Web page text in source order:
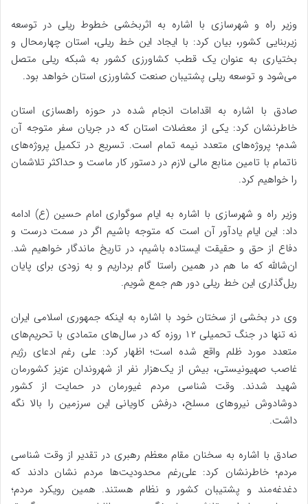
وزیر راه و شهرسازی با اشاره به اثربخشی خطوط ریلی در توسعه
زیربنایی کشور، بیان کرد: با ایجاد این خط ریلی، استان چهارمحال و
بختیاری به عنوان یک قطب کشاورزی کشور به شبکه ریلی متصل
می‌شود و توسعه ریلی پشتیبان صنعت کشاورزی استان خواهد بود.
صادق با اشاره به اقدامات انجام شده در حوزه راهسازی استان
خاطرنشان کرد: یکی از معضلات استان که در جریان سفر متوجه آن
شدم؛ پروژه‌های متعدد نیمه تمام است. تسریع در تکمیل پروژه‌های
ناتمام با تامین منابع مالی لازم در دستور کار ماست و حداکثر تلاشمان
را خواهیم کرد.
وزیر راه و شهرسازی با اشاره به ایام سوگواری امام حسین (ع) ادامه
داد: این ایام یادآور آن است که متوجه باشیم اگر در سمت درست و
دفاع از حق و حقیقت ایستاده باشیم، در تاریخ ماندگار خواهیم شد.
ان‌شالله که ما هم در همین راستا گام برداریم و به زودی برای پایان
ریل‌گذاری این خط ریلی دور هم جمع شویم.
وی در بخشی از سختان خود با اشاره به اینکه جمهوری اسلامی ایران
نه تنها در جنگ تحمیلی ۱۲ روزه که در سال‌های متمادی با تحریم‌های
متعدد مورد ظلم واقع شده است؛ اظهار کرد: علی رغم ادعای رژیم
غاصب صهیونیستی، بیش از یک‌هزار نفر از شهروندان عزیز کشورمان
شهید شدند. وقت شناسی مردم غیورمان در حمایت از کشور
دوشادوش نیرو‌های مسلح، درفش کاویانی این سرزمین را بالا نگه
داشت.
صادق با اشاره به سخنان مقام معظم رهبری در تقدیر از وقت شناسی
مردم؛ خاطرنشان کرد: علی‌رغم محدودیت‌ها مردم نشان دادند که
دغدغه‌مند و پشتیبان کشور و نظام هستند. همین رویکرد مردم؛